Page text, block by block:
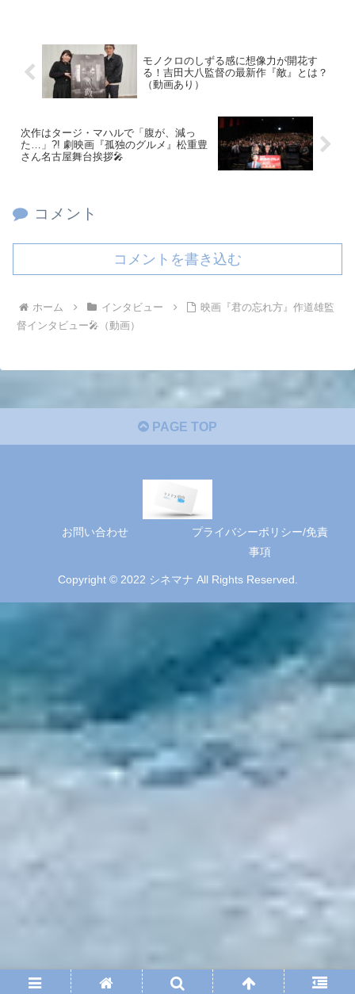
モノクロのしずる感に想像力が開花す
る！吉田大八監督の最新作『敵』とは？
（動画あり）
次作はタージ・マハルで「腹が、減っ
た…」?! 劇映画『孤独のグルメ』松重豊
さん名古屋舞台挨拶🎤
コメント
コメントを書き込む
ホーム インタビュー
映画『君の忘れ方』作道雄監
督インタビュー🎤（動画）
PAGE TOP
お問い合わせ
プライバシーポリシー/免責
事項
Copyright © 2022 シネマナ All Rights Reserved.